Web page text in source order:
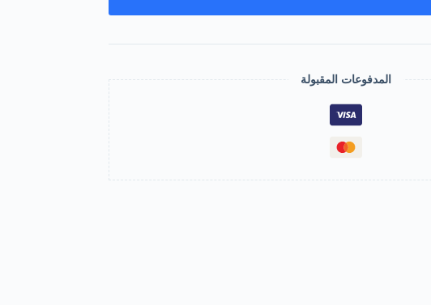
المدفوعات المقبولة